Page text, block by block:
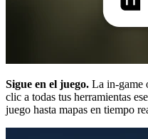
Sigue en el juego. La in-game
clic a todas tus herramientas
juego hasta mapas en tiempo